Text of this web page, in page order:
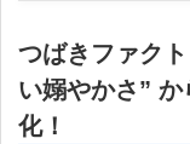
つばきファク
い嫋やかさ”
化！